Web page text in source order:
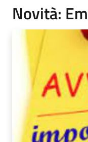
Novità: